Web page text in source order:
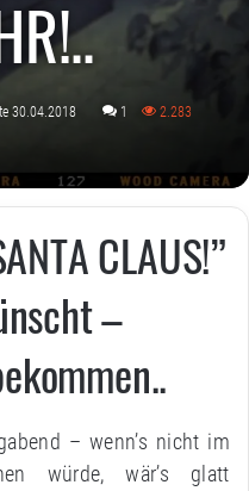
30.04.2018 1 2.283
CLAUS!”
–
– wenn’s nicht im
würde, wär’s glatt